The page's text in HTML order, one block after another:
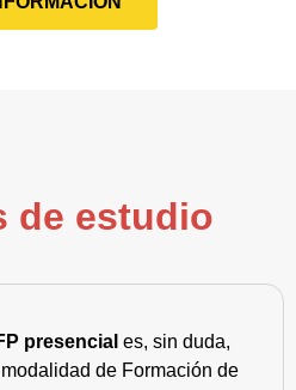
de estudio
presencial es, sin duda,
de Formación de